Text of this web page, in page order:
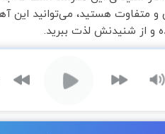
هستید، می‌توانید این
و از شنیدنش لذت ببرید.